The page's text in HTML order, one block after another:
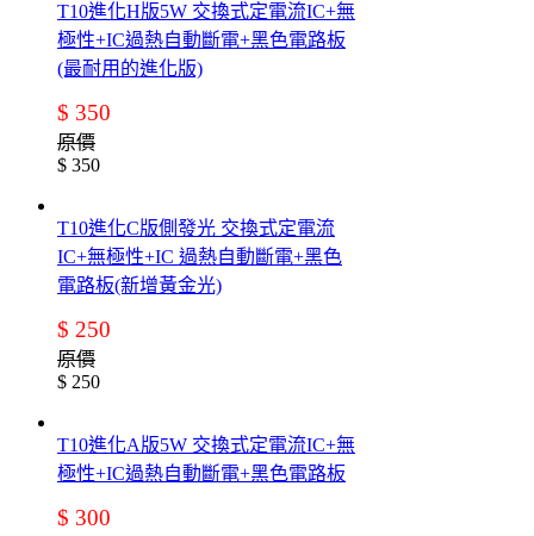
T10進化H版5W 交換式定電流IC+無
極性+IC過熱自動斷電+黑色電路板
(最耐用的進化版)
$ 350
原價
$ 350
T10進化C版側發光 交換式定電流
IC+無極性+IC 過熱自動斷電+黑色
電路板(新增黃金光)
$ 250
原價
$ 250
T10進化A版5W 交換式定電流IC+無
極性+IC過熱自動斷電+黑色電路板
$ 300